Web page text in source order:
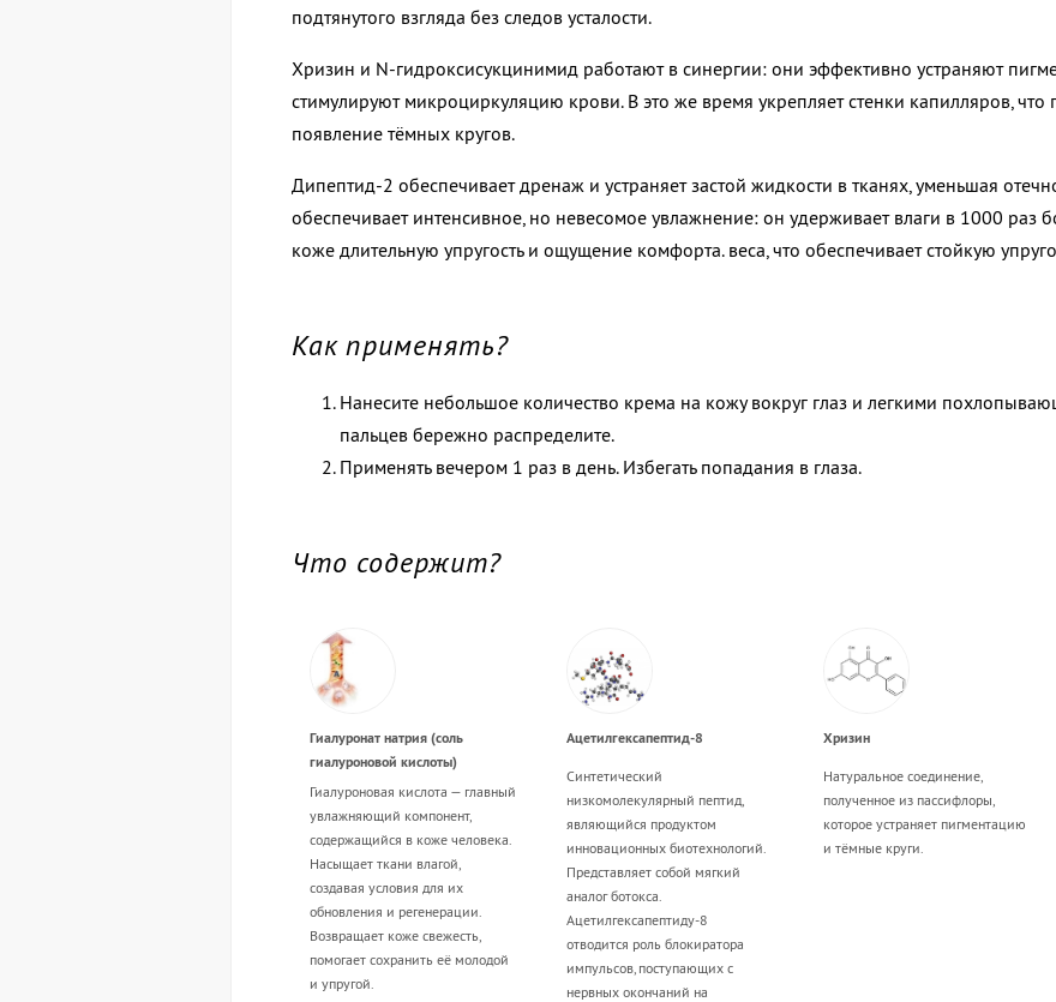
подтянутого взгляда без следов усталости.
Хризин и N-гидроксисукцинимид работают в синергии: они эффективно устраняют
стимулируют микроциркуляцию крови. В это же время укрепляет стенки капилляров,
появление тёмных кругов.
Дипептид-2 обеспечивает дренаж и устраняет застой жидкости в тканях, уменьшая
обеспечивает интенсивное, но невесомое увлажнение: он удерживает влаги в 1000 раз
коже длительную упругость и ощущение комфорта. веса, что обеспечиваетстойкую
Как применять?
Нанесите небольшое количество крема на кожу вокруг глаз и легкими
пальцев бережно распределите.
Применять вечером 1 раз в день. Избегать попадания в глаза.
Что содержит?
Гиалуронат натрия (соль
гиалуроновой кислоты)
Гиалуроновая кислота — главный
увлажняющий компонент,
содержащийся в коже человека.
Насыщает ткани влагой,
создавая условия для их
обновления и регенерации.
Возвращает коже свежесть,
помогает сохранить её молодой
и упругой.
Ацетилгексапептид-8
Синтетический
низкомолекулярный пептид,
являющийся продуктом
инновационных биотехнологий.
Представляет собой мягкий
аналог ботокса.
Ацетилгексапептиду-8
отводится роль блокиратора
импульсов, поступающих с
нервных окончаний на
Хризин
Натуральное соединение,
полученное из пассифлоры,
которое устраняет пигментацию
и тёмные круги.